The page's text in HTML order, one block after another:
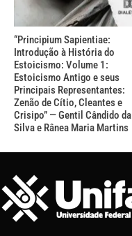
“Principium Sapientiae:
Introdução à História do
Estoicismo: Volume 1:
Estoicismo Antigo e seus
Principais Representantes:
Zenão de Cítio, Cleantes e
Crisipo” — Gentil Cândido da
Silva e Rânea Maria Martins